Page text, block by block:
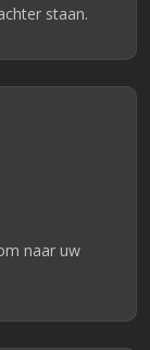
staan.
naar uw